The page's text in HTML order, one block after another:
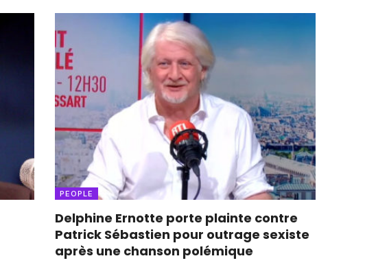
PEOPLE
Delphine Ernotte porte plainte contre
Patrick Sébastien pour outrage sexiste
après une chanson polémique